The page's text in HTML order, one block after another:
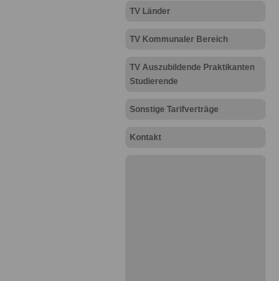
TV Länder
TV Kommunaler Bereich
TV Auszubildende Praktikanten
Studierende
Sonstige Tarifverträge
Kontakt